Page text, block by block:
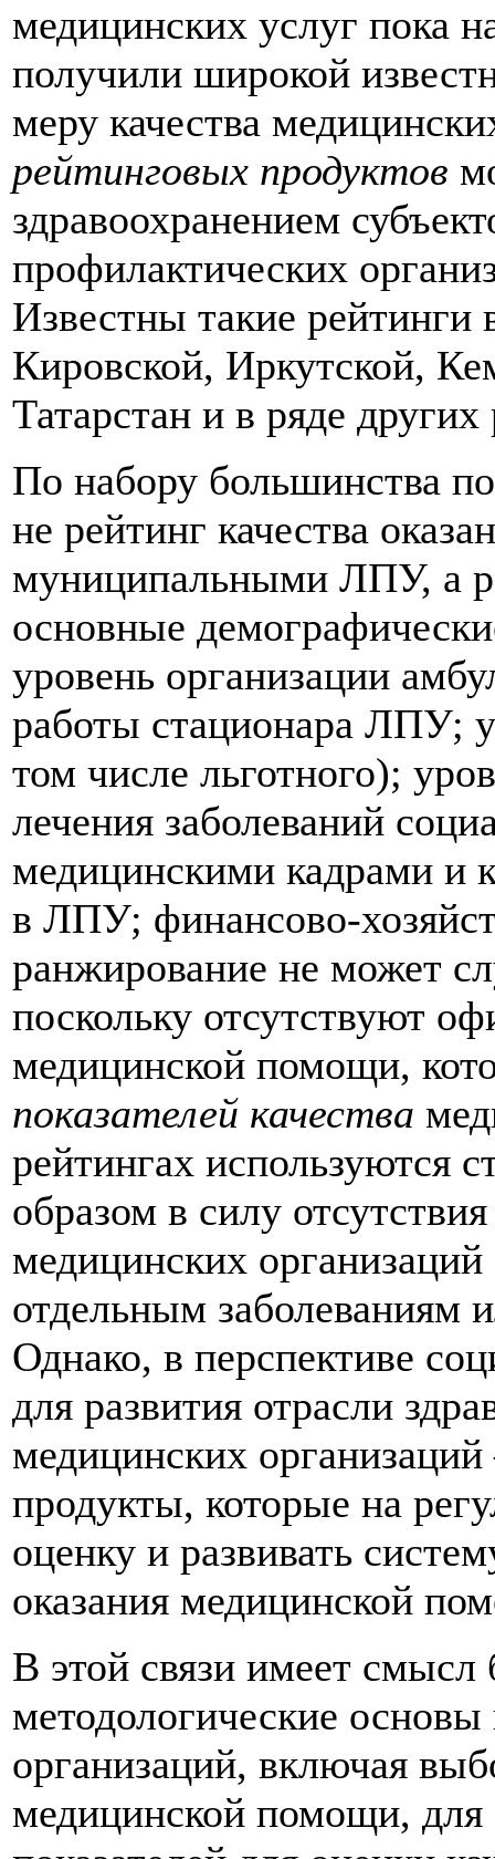
медицинских услуг пока
получили широкой
меру качества
рейтинговых продуктов
здравоохранением
профилактических
Известны такие рейтинги
Кировской, Иркутской,
Татарстан и в ряде других
По набору большинства
не рейтинг качества
муниципальными ЛПУ, а
основные
уровень организации
работы стационара ЛПУ;
том числе льготного);
лечения заболеваний
медицинскими кадрами и
в ЛПУ; финансово-
ранжирование не может
поскольку отсутствуют
медицинской помощи,
показателей качества
рейтингах используются
образом в силу
медицинских
отдельным заболеваниям
Однако, в перспективе
для развития отрасли
медицинских
продукты, которые на
оценку и развивать
оказания медицинской
В этой связи имеет
методологические
организаций, включая
медицинской помощи, для